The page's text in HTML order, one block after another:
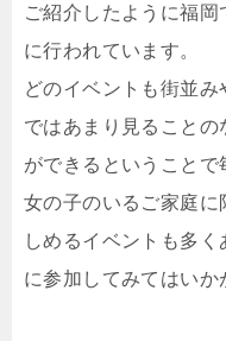
ご紹介したように福
に行われています。
どのイベントも街並
ではあまり見ることの
ができるということで
女の子のいるご家庭に
しめるイベントも多
に参加してみてはいか